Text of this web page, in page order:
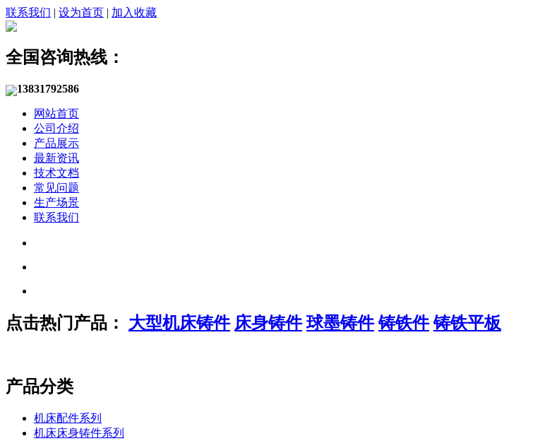
联系我们 | 设为首页 | 加入收藏
全国咨询热线：
13831792586
网站首页
公司介绍
产品展示
最新资讯
技术文档
常见问题
生产场景
联系我们
点击热门产品： 大型机床铸件 床身铸件 球墨铸件 铸铁件 铸铁平板
产品分类
机床配件系列
机床床身铸件系列